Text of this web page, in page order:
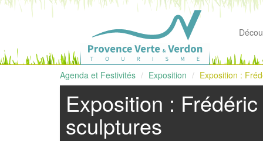
Agenda et Festivités Exposition Exposition :
Exposition :
sculptures